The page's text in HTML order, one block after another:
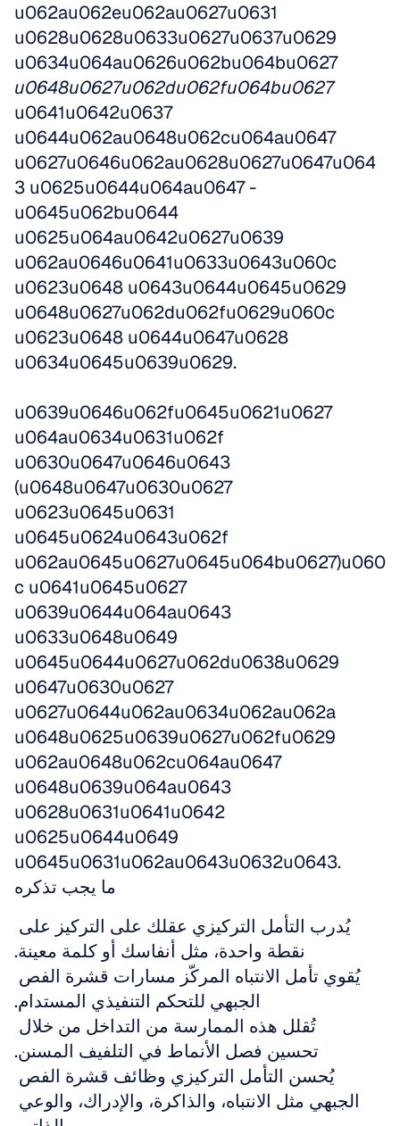
u062au062eu062au0627u0631
u0628u0628u0633u0627u0637u0629
u0634u064au0626u062bu064bu0627
u0648u0627u062du062fu064bu0627
u0641u0642u0637
u0644u062au0648u062cu064au0647
u0627u0646u062au0628u0627u0647u064
3 u0625u0644u064au0647 -
u0645u062bu0644
u0625u064au0642u0627u0639
u062au0646u0641u0633u0643u060c
u0623u0648 u0643u0644u0645u0629
u0648u0627u062du062fu0629u060c
u0623u0648 u0644u0647u0628
u0634u0645u0639u0629.
u0639u0646u062fu0645u0621u0627
u064au0634u0631u062f
u0630u0647u0646u0643
(u0648u0647u0630u0627
u0623u0645u0631
u0645u0624u0643u062f
u062au0645u0627u0645u064bu0627)u060
c u0641u0645u0627
u0639u0644u064au0643
u0633u0648u0649
u0645u0644u0627u062du0638u0629
u0647u0630u0627
u0627u0644u062au0634u062au062a
u0648u0625u0639u0627u062fu0629
u062au0648u062cu064au0647
u0648u0639u064au0643
u0628u0631u0641u0642
u0625u0644u0649
u0645u0631u062au0643u0632u0643.
ما يجب تذكره
نقطة واحدة، مثل أنفاسك أو كلمة معينة.
الجبهي للتحكم التنفيذي المستدام.
تحسين فصل الأنماط في التلفيف المسنن.